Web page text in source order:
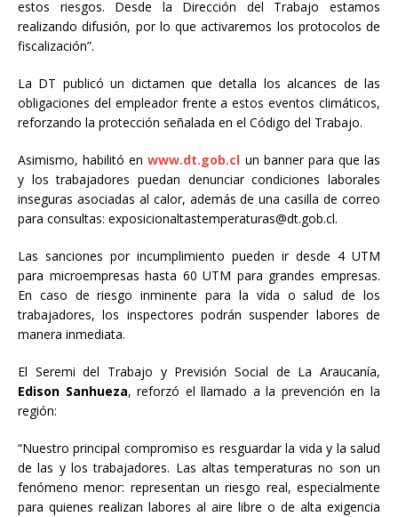
estos riesgos. Desde la Dirección del Trabajo estamos
realizando difusión, por lo que activaremos los protocolos de
fiscalización”.
La DT publicó un dictamen que detalla los alcances de las
obligaciones del empleador frente a estos eventos climáticos,
reforzando la protección señalada en el Código del Trabajo.
Asimismo, habilitó enwww.dt.gob.cl un banner para que las
y los trabajadores puedan denunciar condiciones laborales
inseguras asociadas al calor, además de una casilla de correo
para consultas: exposicionaltastemperaturas@dt.gob.cl.
Las sanciones por incumplimiento pueden ir desde 4 UTM
para microempresas hasta 60 UTM para grandes empresas.
En caso de riesgo inminente para la vida o salud de los
trabajadores, los inspectores podrán suspender labores de
manera inmediata.
El Seremi del Trabajo y Previsión Social de La Araucanía,
Edison Sanhueza, reforzó el llamado a la prevención en la
región:
“Nuestro principal compromiso es resguardar la vida y la salud
de las y los trabajadores. Las altas temperaturas no son un
fenómeno menor: representan un riesgo real, especialmente
para quienes realizan labores al aire libre o de alta exigencia